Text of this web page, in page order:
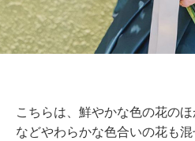
こちらは、鮮やかな色の花の
などやわらかな色合いの花も混